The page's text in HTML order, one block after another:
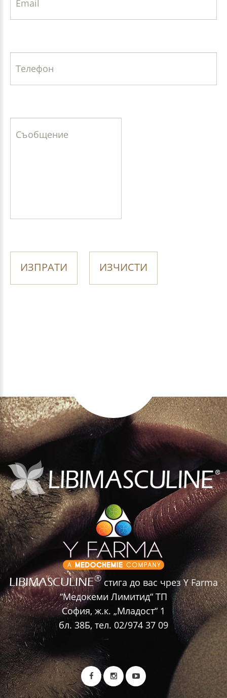
ИЗПРАТИ ИЗЧИСТИ
LIBIMASCULINE® стига до вас чрез Y Farma
“Медокеми Лимитид“ ТП
София, ж.к. „Младост“ 1
бл. 38Б, тел. 02/974 37 09